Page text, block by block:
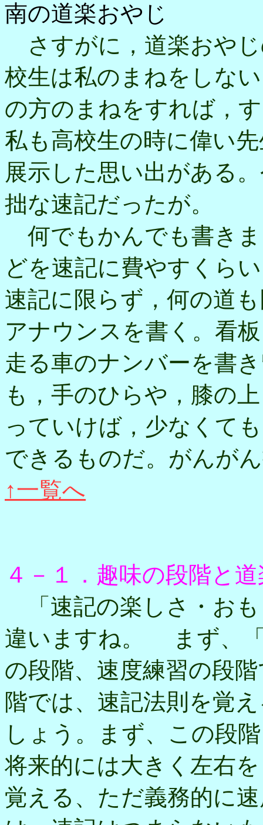
南の道楽おやじ
さすがに，道楽おや
校生は私のまねをしな
の方のまねをすれば，
私も高校生の時に偉い
展示した思い出がある
拙な速記だったが。
何でもかんでも書き
どを速記に費やすくら
速記に限らず，何の道
アナウンスを書く。看
走る車のナンバーを書
も，手のひらや，膝の
っていけば，少なくて
できるものだ。がんが
↑一覧へ
４－１．趣味の段階と
「速記の楽しさ・お
違いますね。 まず、
の段階、速度練習の段
階では、速記法則を覚
しょう。まず、この段
将来的には大きく左右
覚える、ただ義務的に